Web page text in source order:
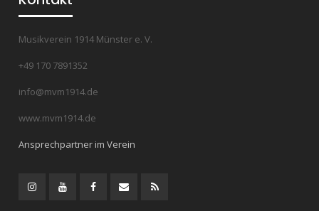
Musikverein 1914 Münster e. V.
+49 170 7891352
info@mvm1914.de
www.mvm1914.de
Ansprechpartner im Verein